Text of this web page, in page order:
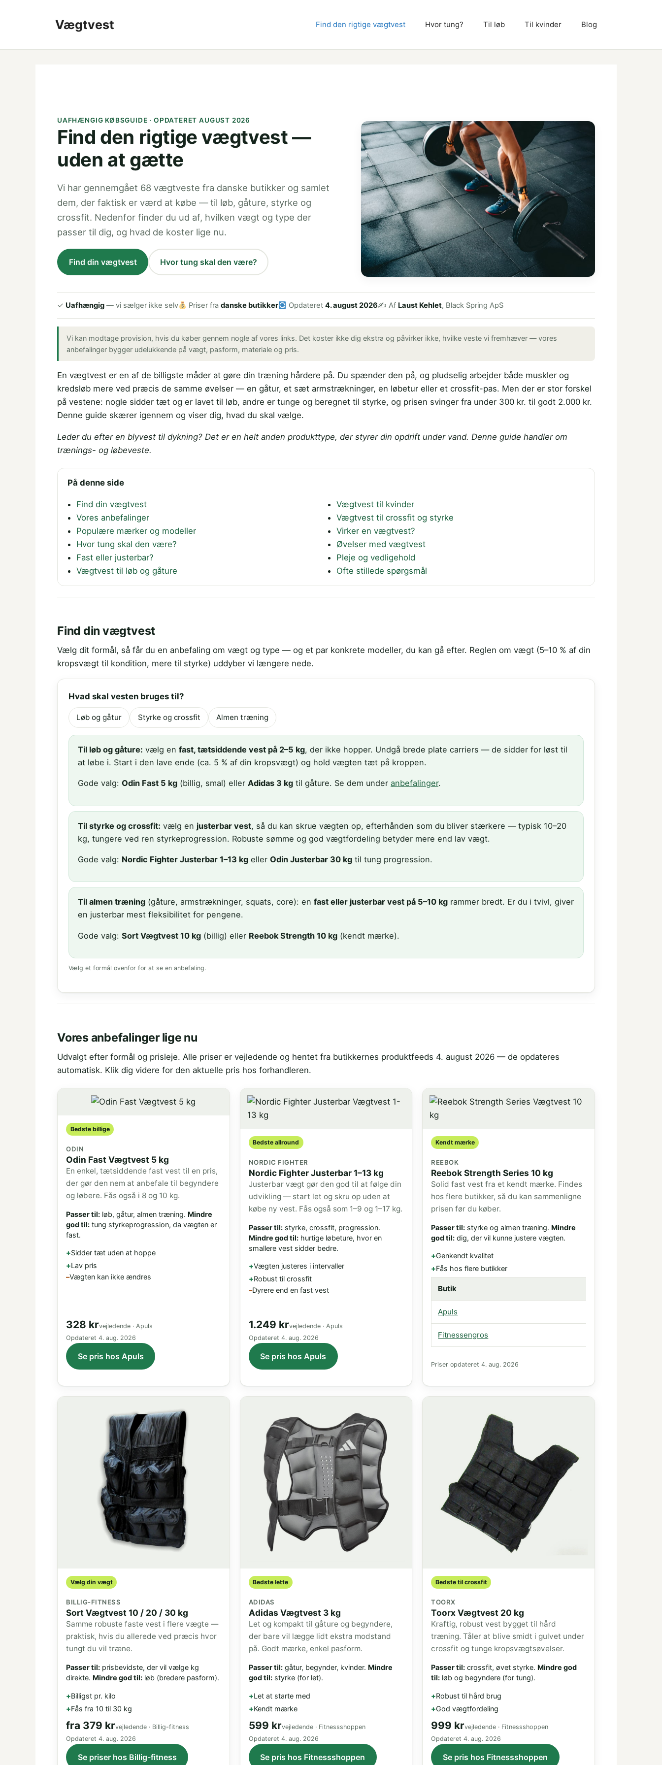
Vægtvest Find den rigtige vægtvest Hvor tung? Til løb Til kvinder Blog
UAFHÆNGIG KØBSGUIDE · OPDATERET AUGUST 2026
Find den rigtige vægtvest —
uden at gætte
Vi har gennemgået 68 vægtveste fra danske butikker og samlet
dem, der faktisk er værd at købe — til løb, gåture, styrke og
crossfit. Nedenfor finder du ud af, hvilken vægt og type der
passer til dig, og hvad de koster lige nu.
Find din vægtvest Hvor tung skal den være?
✓ Uafhængig — vi sælger ikke selv Priser fra danske butikker Opdateret 4. august 2026✍️ Af Laust Kehlet, Black Spring ApS
Vi kan modtage provision, hvis du køber gennem nogle af vores links. Det koster ikke dig ekstra og påvirker ikke, hvilke veste vi fremhæver — vores
anbefalinger bygger udelukkende på vægt, pasform, materiale og pris.
En vægtvest er en af de billigste måder at gøre din træning hårdere på. Du spænder den på, og pludselig arbejder både muskler og
kredsløb mere ved præcis de samme øvelser — en gåtur, et sæt armstrækninger, en løbetur eller et crossfit-pas. Men der er stor forskel
på vestene: nogle sidder tæt og er lavet til løb, andre er tunge og beregnet til styrke, og prisen svinger fra under 300 kr. til godt 2.000 kr.
Denne guide skærer igennem og viser dig, hvad du skal vælge.
Leder du efter en blyvest til dykning? Det er en helt anden produkttype, der styrer din opdrift under vand. Denne guide handler om
trænings- og løbeveste.
På denne side
Find din vægtvest
Vores anbefalinger
Populære mærker og modeller
Hvor tung skal den være?
Fast eller justerbar?
Vægtvest til løb og gåture
Vægtvest til kvinder
Vægtvest til crossfit og styrke
Virker en vægtvest?
Øvelser med vægtvest
Pleje og vedligehold
Ofte stillede spørgsmål
Find din vægtvest
Vælg dit formål, så får du en anbefaling om vægt og type — og et par konkrete modeller, du kan gå efter. Reglen om vægt (5–10 % af din
kropsvægt til kondition, mere til styrke) uddyber vi længere nede.
Hvad skal vesten bruges til?
Løb og gåtur Styrke og crossfit Almen træning
Til løb og gåture: vælg en fast, tætsiddende vest på 2–5 kg, der ikke hopper. Undgå brede plate carriers — de sidder for løst til
at løbe i. Start i den lave ende (ca. 5 % af din kropsvægt) og hold vægten tæt på kroppen.
Gode valg: Odin Fast 5 kg (billig, smal) eller Adidas 3 kg til gåture. Se dem under anbefalinger.
Til styrke og crossfit: vælg en justerbar vest, så du kan skrue vægten op, efterhånden som du bliver stærkere — typisk 10–20
kg, tungere ved ren styrkeprogression. Robuste sømme og god vægtfordeling betyder mere end lav vægt.
Gode valg: Nordic Fighter Justerbar 1–13 kg eller Odin Justerbar 30 kg til tung progression.
Til almen træning (gåture, armstrækninger, squats, core): en fast eller justerbar vest på 5–10 kg rammer bredt. Er du i tvivl, giver
en justerbar mest fleksibilitet for pengene.
Gode valg: Sort Vægtvest 10 kg (billig) eller Reebok Strength 10 kg (kendt mærke).
Vælg et formål ovenfor for at se en anbefaling.
Vores anbefalinger lige nu
Udvalgt efter formål og prisleje. Alle priser er vejledende og hentet fra butikkernes produktfeeds 4. august 2026 — de opdateres
automatisk. Klik dig videre for den aktuelle pris hos forhandleren.
Bedste billige
ODIN
Odin Fast Vægtvest 5 kg
En enkel, tætsiddende fast vest til en pris,
der gør den nem at anbefale til begyndere
og løbere. Fås også i 8 og 10 kg.
Passer til: løb, gåtur, almen træning. Mindre
god til: tung styrkeprogression, da vægten er
fast.
Sidder tæt uden at hoppe
Lav pris
Vægten kan ikke ændres
328 krvejledende · Apuls
Opdateret 4. aug. 2026
Se pris hos Apuls
Bedste allround
NORDIC FIGHTER
Nordic Fighter Justerbar 1–13 kg
Justerbar vægt gør den god til at følge din
udvikling — start let og skru op uden at
købe ny vest. Fås også som 1–9 og 1–17 kg.
Passer til:styrke, crossfit, progression.
Mindre god til:hurtige løbeture, hvor en
smallere vest sidder bedre.
Vægten justeres i intervaller
Robust til crossfit
Dyrere end en fast vest
1.249 krvejledende · Apuls
Opdateret 4. aug. 2026
Se pris hos Apuls
Kendt mærke
REEBOK
Reebok Strength Series 10 kg
Solid fast vest fra et kendt mærke. Findes
hos flere butikker, så du kan sammenligne
prisen før du køber.
Passer til: styrke og almen træning. Mindre
god til: dig, der vil kunne justere vægten.
Genkendt kvalitet
Fås hos flere butikker
Butik
Apuls
Fitnessengros
Priser opdateret4. aug. 2026
Vælg din vægt
BILLIG-FITNESS
Sort Vægtvest 10 / 20 / 30 kg
Samme robuste faste vest i flere vægte —
praktisk, hvis du allerede ved præcis hvor
tungt du vil træne.
Passer til: prisbevidste, der vil vælge kg
direkte. Mindre god til: løb (bredere pasform).
Billigst pr. kilo
Fås fra 10 til 30 kg
fra 379 krvejledende · Billig-fitness
Opdateret 4. aug. 2026
Se priser hos Billig-fitness
Bedste lette
ADIDAS
Adidas Vægtvest 3 kg
Let og kompakt til gåture og begyndere,
der bare vil lægge lidt ekstra modstand
på. Godt mærke, enkel pasform.
Passer til:gåtur, begynder, kvinder. Mindre
god til:styrke (for let).
Let at starte med
Kendt mærke
599 krvejledende · Fitnessshoppen
Opdateret 4. aug. 2026
Se pris hos Fitnessshoppen
Bedste til crossfit
TOORX
Toorx Vægtvest 20 kg
Kraftig, robust vest bygget til hård
træning. Tåler at blive smidt i gulvet under
crossfit og tunge kropsvægtsøvelser.
Passer til: crossfit, øvet styrke. Mindre god
til: løb og begyndere (for tung).
Robust til hård brug
God vægtfordeling
999 krvejledende · Fitnessshoppen
Opdateret4. aug. 2026
Se pris hos Fitnessshoppen